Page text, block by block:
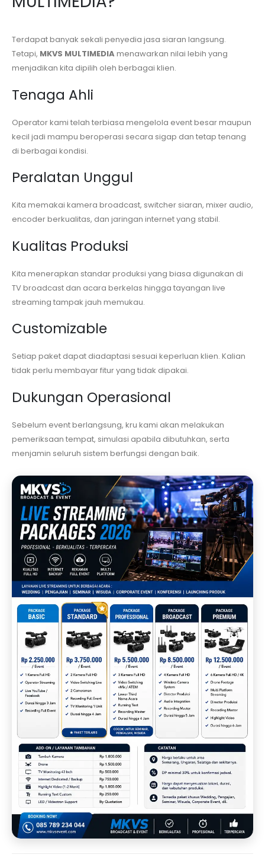
Terdapat banyak sekali penyedia jasa siaran langsung.
Tetapi, MKVS MULTIMEDIAmenawarkan nilai lebih yang
menjadikan kita dipilih oleh berbagai klien.
Tenaga Ahli
Operator kami telah terbiasa mengelola event besar maupun
kecil jadi mampu beroperasi secara sigap dan tetap tenang
di berbagai kondisi.
Peralatan Unggul
Kita memakai kamera broadcast, switcher siaran, mixer audio,
encoder berkualitas, dan jaringan internet yang stabil.
Kualitas Produksi
Kita menerapkan standar produksi yang biasa digunakan di
TV broadcast dan acara berkelas hingga tayangan live
streaming tampak jauh memukau.
Customizable
Setiap paket dapat diadaptasi sesuai keperluan klien. Kalian
tidak perlu membayar fitur yang tidak dipakai.
Dukungan Operasional
Sebelum event berlangsung, kru kami akan melakukan
pemeriksaan tempat, simulasi apabila dibutuhkan, serta
menjamin seluruh sistem berfungsi dengan baik.